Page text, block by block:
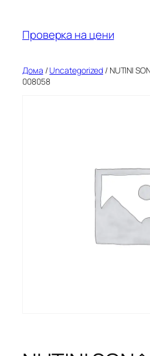
содржината
Проверка на цени
Дома /Uncategorized / NUTINI
008058